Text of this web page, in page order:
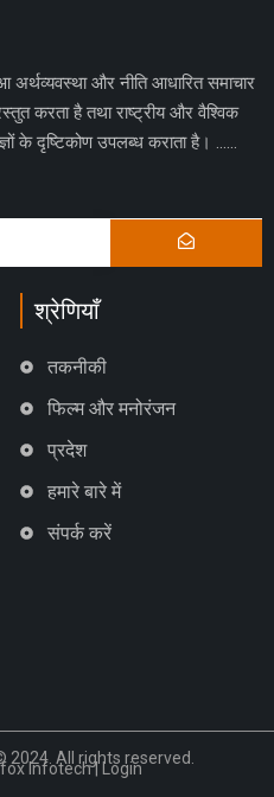
और नीति आधारित समाचार
करता है तथा राष्ट्रीय और वैश्विक
के दृष्टिकोण उपलब्ध कराता है। ……
श्रेणियाँ
तकनीकी
फिल्म और मनोरंजन
प्रदेश
हमारे बारे में
संपर्क करें
All rights reserved.
Infotech|Login